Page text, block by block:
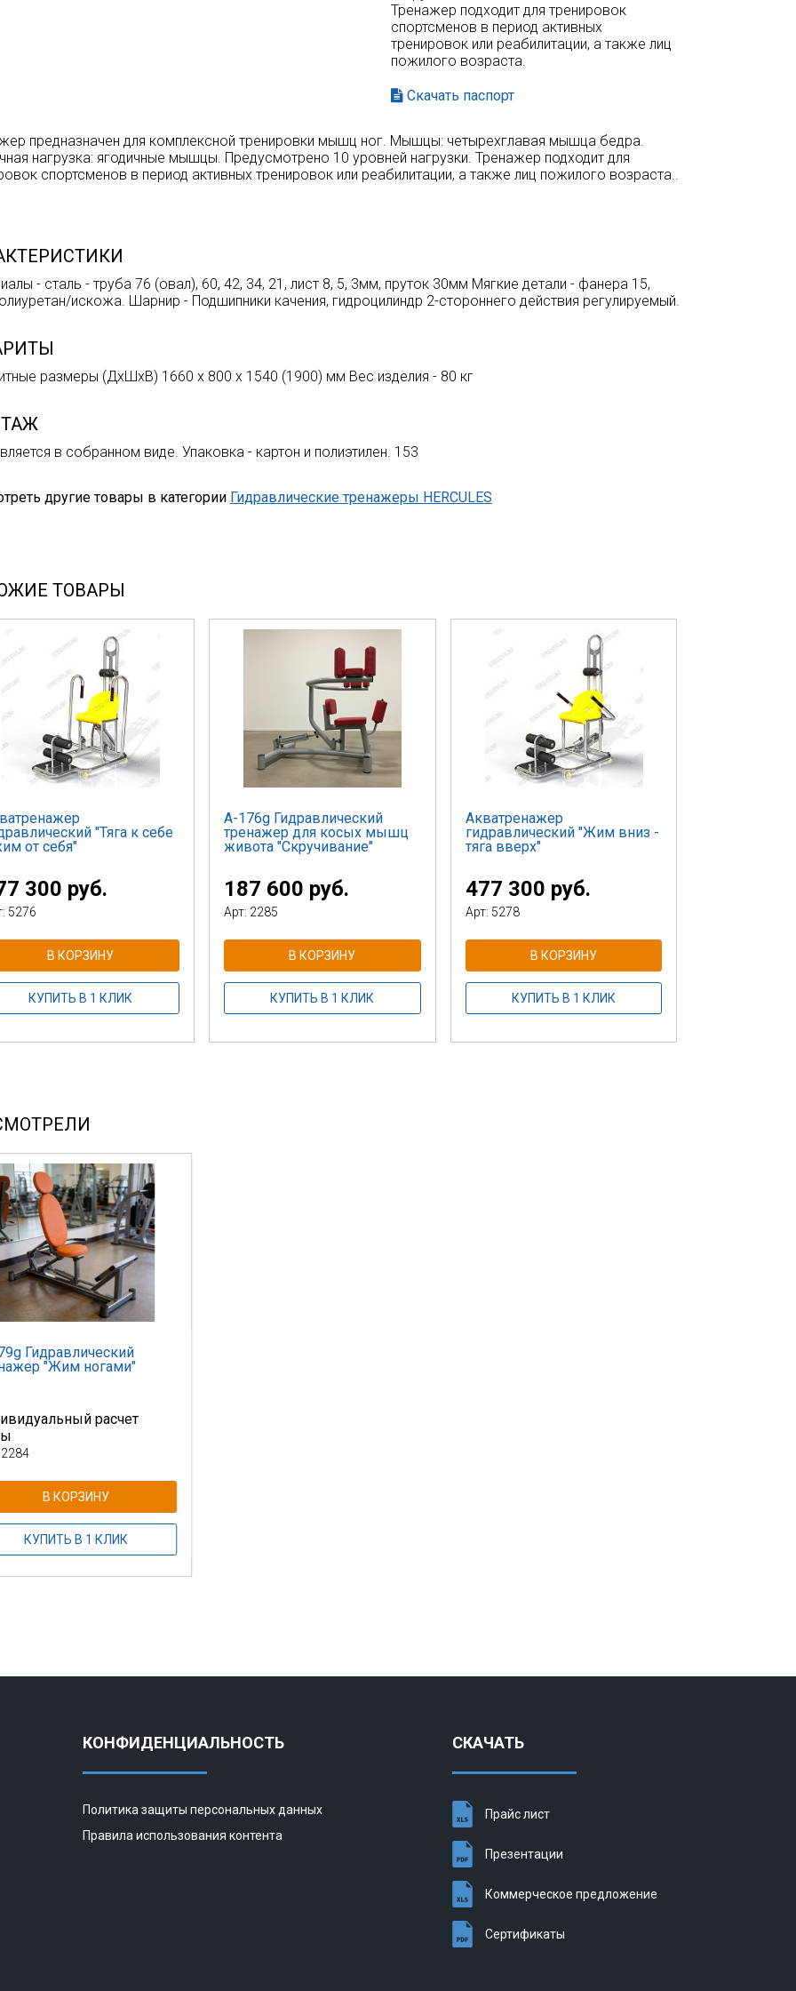
Тренажер подходит для тренировок
спортсменов в период активных
тренировок или реабилитации, а также лиц
пожилого возраста.
Скачать паспорт
предназначен для комплексной тренировки мышц ног. Мышцы: четырехглавая мышца бедра.
нагрузка: ягодичные мышцы. Предусмотрено 10 уровней нагрузки. Тренажер подходит для
спортсменов в период активных тренировок или реабилитации, а также лиц пожилого возраста..
- сталь - труба 76 (овал), 60, 42, 34, 21, лист 8, 5, 3мм, пруток 30мм Мягкие детали - фанера 15,
искожа. Шарнир - Подшипники качения, гидроцилиндр 2-стороннего действия регулируемый.
размеры (ДхШхВ) 1660 х 800 х 1540 (1900) мм Вес изделия - 80 кг
в собранном виде. Упаковка - картон и полиэтилен. 153
другие товары в категории Гидравлические тренажеры HERCULES
ТОВАРЫ
"Тяга к себе
от себя"
300 руб.
5276
В КОРЗИНУ
КУПИТЬ В 1 КЛИК
А-176g Гидравлический
тренажер для косых мышц
живота "Скручивание"
187 600 руб.
Арт: 2285
В КОРЗИНУ
КУПИТЬ В 1 КЛИК
Акватренажер
гидравлический "Жим вниз -
тяга вверх"
477 300 руб.
Арт: 5278
В КОРЗИНУ
КУПИТЬ В 1 КЛИК
Гидравлический
"Жим ногами"
расчет
В КОРЗИНУ
КУПИТЬ В 1 КЛИК
КОНФИДЕНЦИАЛЬНОСТЬ
Политика защиты персональных данных
Правила использования контента
СКАЧАТЬ
Прайс лист
Презентации
Коммерческое предложение
Сертификаты